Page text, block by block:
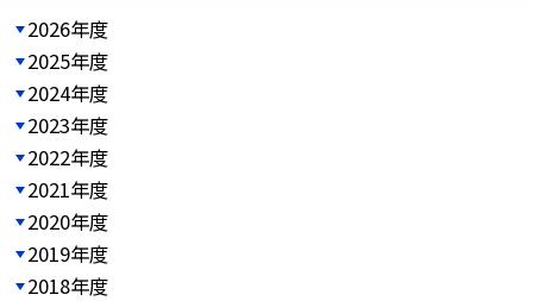
2026年度
2025年度
2024年度
2023年度
2022年度
2021年度
2020年度
2019年度
2018年度